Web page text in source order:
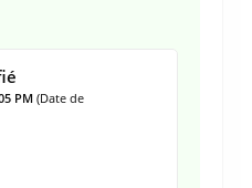
PM(Date de